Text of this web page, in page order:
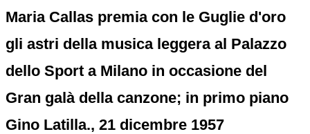
Maria Callas premia con le Guglie d'oro
gli astri della musica leggera al Palazzo
dello Sport a Milano in occasione del
Gran galà della canzone; in primo piano
Gino Latilla., 21 dicembre 1957